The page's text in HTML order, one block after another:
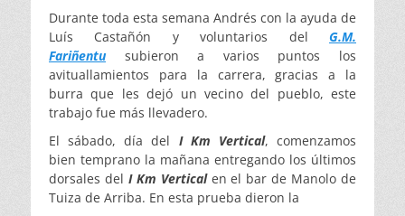
Durante toda esta semana Andrés con la ayuda de
Luís Castañón y voluntarios del G.M.
Fariñentusubieron a varios puntos los
avituallamientos para la carrera, gracias a la
burra que les dejó un vecino del pueblo, este
trabajo fue más llevadero.
El sábado, día del I Km Vertical, comenzamos
bien temprano la mañana entregando los últimos
dorsales del I Km Vertical en el bar de Manolo de
Tuiza de Arriba. En esta prueba dieron la